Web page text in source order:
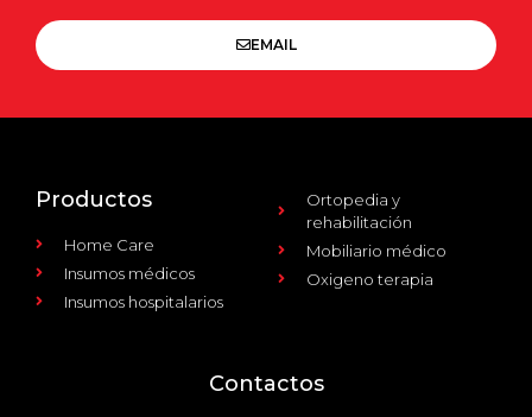
EMAIL
Productos
Home Care
Insumos médicos
Insumos hospitalarios
Ortopedia y
rehabilitación
Mobiliario médico
Oxigeno terapia
Contactos